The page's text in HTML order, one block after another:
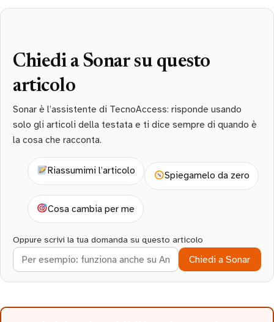
Chiedi a Sonar su questo
articolo
Sonar è l’assistente di TecnoAccess: risponde usando
solo gli articoli della testata e ti dice sempre di quando è
la cosa che racconta.
Riassumimi l’articolo Spiegamelo da zero
Cosa cambia per me
Oppure scrivi la tua domanda su questo articolo
Chiedi a Sonar